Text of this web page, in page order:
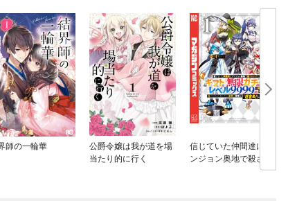
師の一輪華
公爵令嬢は我が道を場
当たり的に行く
信じていた仲間達にダ
ンジョン奥地で殺され
かけたがギフト『無限